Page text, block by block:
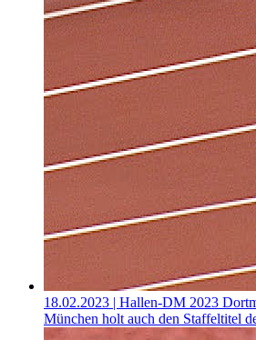
18.02.2023 | Hallen-DM 2023
München holt auch den Staffeltitel